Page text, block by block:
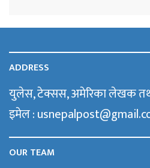
ADDRESS
युलेस, टेक्सस, अमेरिका लेखक तथा
इमेल :
OUR TEAM